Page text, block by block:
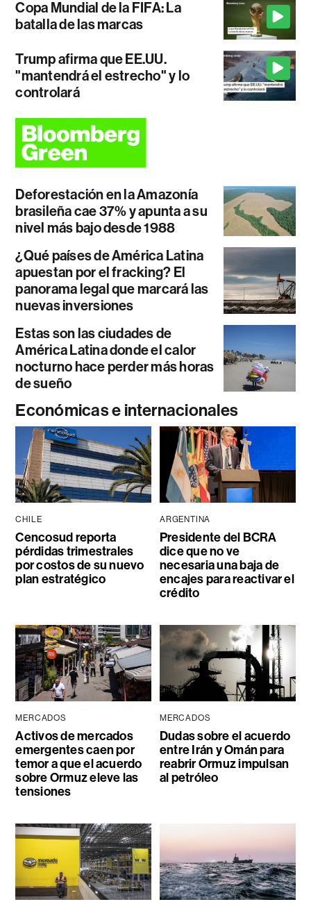
Copa Mundial de la FIFA: La
batalla de las marcas
Trump afirma que EE.UU.
"mantendrá el estrecho" y lo
controlará
Deforestación en la Amazonía
brasileña cae 37% y apunta a su
nivel más bajo desde 1988
¿Qué países de América Latina
apuestan por el fracking? El
panorama legal que marcará las
nuevas inversiones
Estas son las ciudades de
América Latina donde el calor
nocturno hace perder más horas
de sueño
Económicas e internacionales
CHILE
Cencosud reporta
pérdidas trimestrales
por costos de su nuevo
plan estratégico
ARGENTINA
Presidente del BCRA
dice que no ve
necesaria una baja de
encajes para reactivar el
crédito
MERCADOS
Activos de mercados
emergentes caen por
temor a que el acuerdo
sobre Ormuz eleve las
tensiones
MERCADOS
Dudas sobre el acuerdo
entre Irán y Omán para
reabrir Ormuz impulsan
al petróleo